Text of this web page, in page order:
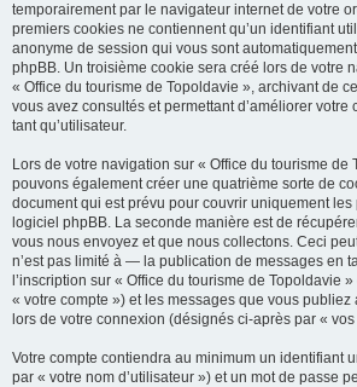
temporairement par le navigateur internet de votre
premiers cookies ne contiennent qu’un identifiant
anonyme de session qui vous sont
phpBB. Un troisième cookie sera créé lors de votre
« Office du tourisme de Topoldavie », archivant de
vous avez consultés et permettant d’améliorer votre
tant qu’utilisateur.
Lors de votre navigation sur « Office du tourisme de
pouvons également créer une quatrième sorte de
document qui est prévu pour couvrir uniquement les
logiciel phpBB. La seconde manière est de
vous nous envoyez et que nous collectons. Ceci
n’est pas limité à — la publication de messages en
l’inscription sur « Office du tourisme de Topoldavie
« votre compte ») et les messages que vous
lors de votre connexion (désignés ci-après par «
Votre compte contiendra au minimum un identifiant
par « votre nom d’utilisateur ») et un mot de passe